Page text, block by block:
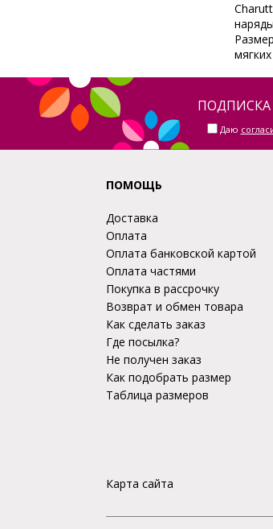
Даю
ПОМОЩЬ
Доставка
Оплата
Оплата банковской картой
Оплата частями
Покупка в рассрочку
Возврат и обмен товара
Как сделать заказ
Где посылка?
Не получен заказ
Как подобрать размер
Таблица размеров
Карта сайта